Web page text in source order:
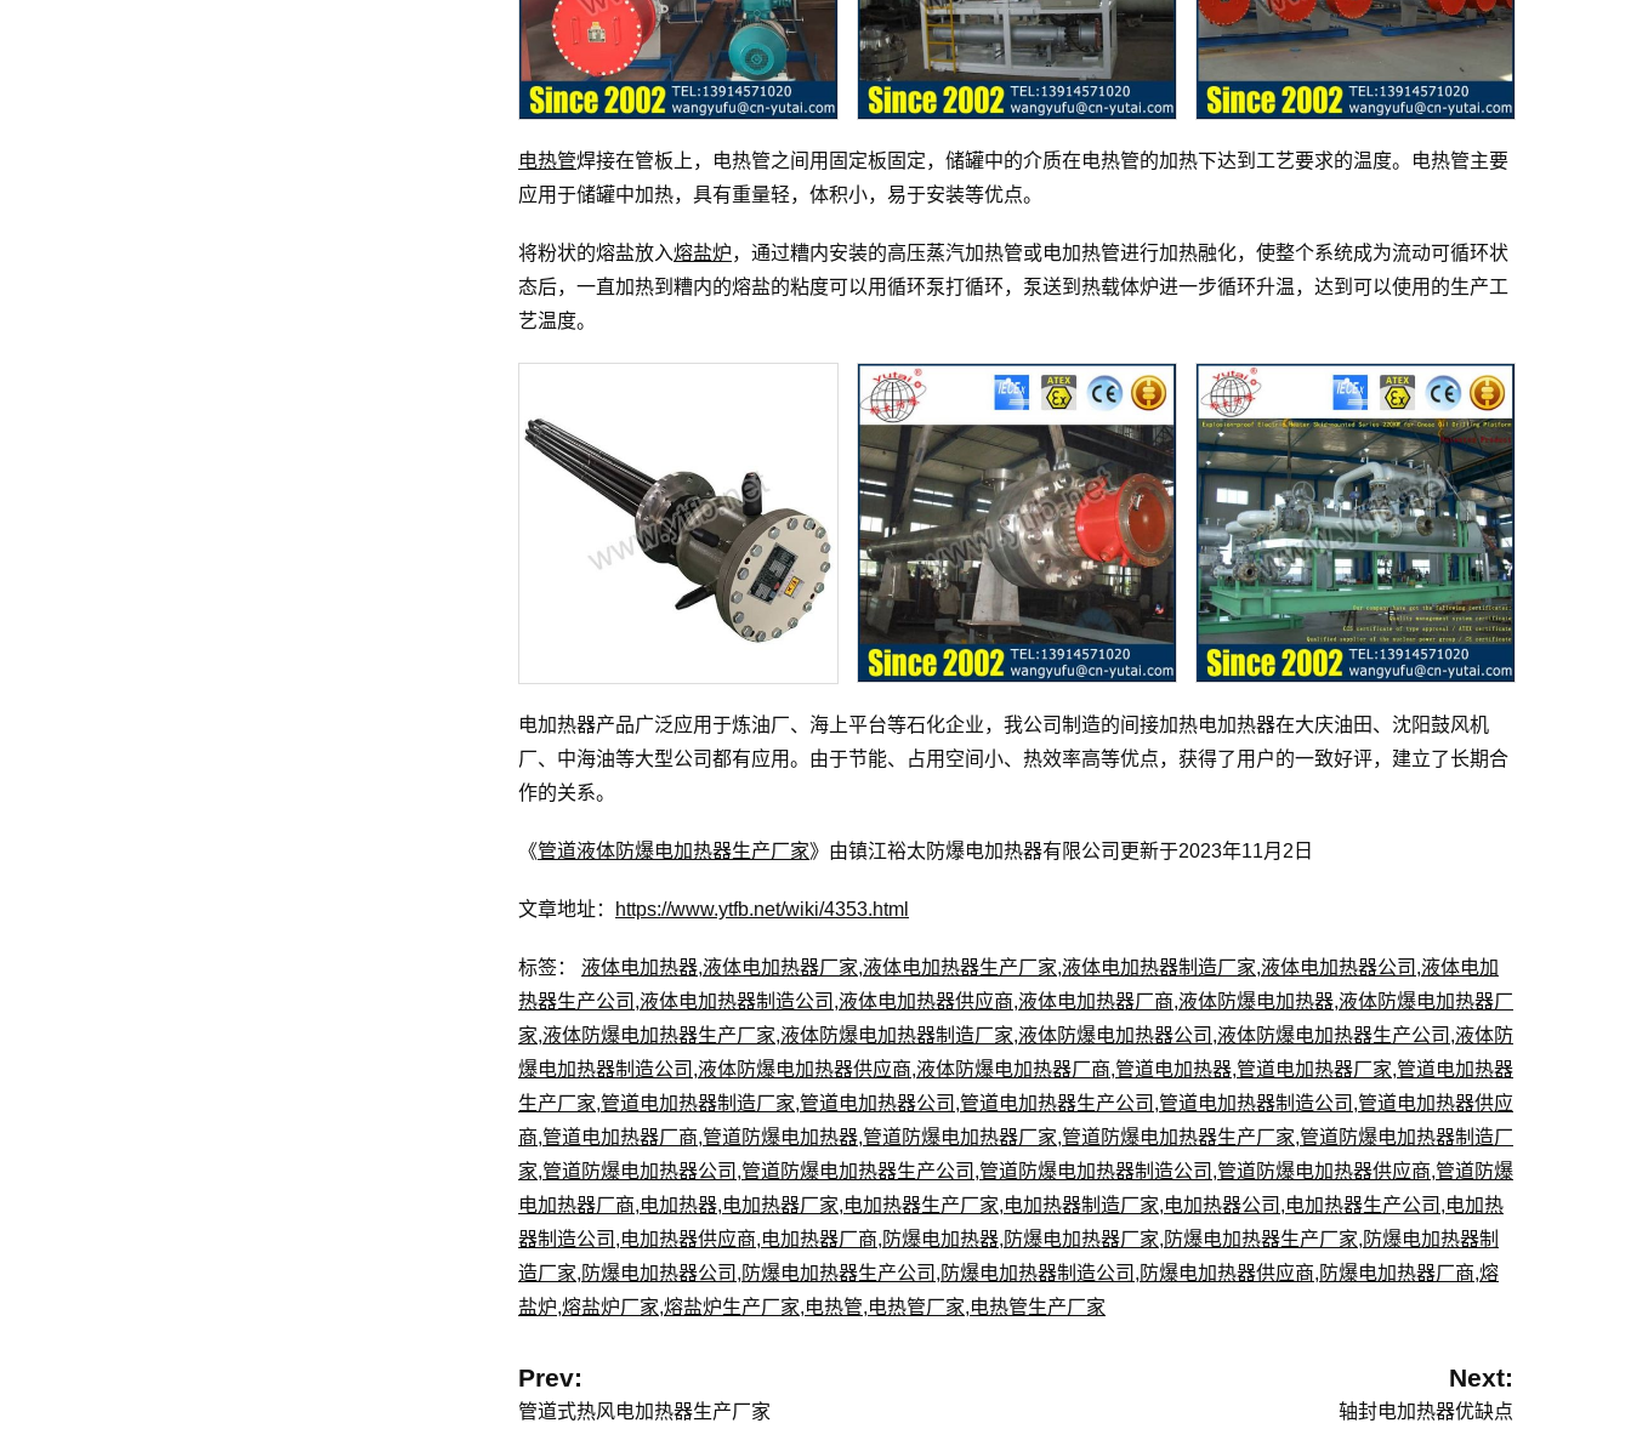
电热管焊接在管板上，电热管之间用固定板固定，储罐中的介质在电热管的加热下达到工艺要求的温度。电热管主要
应用于储罐中加热，具有重量轻，体积小，易于安装等优点。
将粉状的熔盐放入熔盐炉，通过糟内安装的高压蒸汽加热管或电加热管进行加热融化，使整个系统成为流动可循环状
态后，一直加热到糟内的熔盐的粘度可以用循环泵打循环，泵送到热载体炉进一步循环升温，达到可以使用的生产工
艺温度。
电加热器产品广泛应用于炼油厂、海上平台等石化企业，我公司制造的间接加热电加热器在大庆油田、沈阳鼓风机
厂、中海油等大型公司都有应用。由于节能、占用空间小、热效率高等优点，获得了用户的一致好评，建立了长期合
作的关系。
《管道液体防爆电加热器生产厂家》由镇江裕太防爆电加热器有限公司更新于2023年11月2日
文章地址： https://www.ytfb.net/wiki/4353.html
标签： 液体电加热器,液体电加热器厂家,液体电加热器生产厂家,液体电加热器制造厂家,液体电加热器公司 ,液体电加
热器生产公司 ,液体电加热器制造公司 ,液体电加热器供应商,液体电加热器厂商,液体防爆电加热器,液体防爆电加热器厂
家,液体防爆电加热器生产厂家,液体防爆电加热器制造厂家,液体防爆电加热器公司 ,液体防爆电加热器生产公司 ,液体防
爆电加热器制造公司 ,液体防爆电加热器供应商,液体防爆电加热器厂商,管道电加热器,管道电加热器厂家,管道电加热器
生产厂家,管道电加热器制造厂家,管道电加热器公司 ,管道电加热器生产公司 ,管道电加热器制造公司 ,管道电加热器供应
商,管道电加热器厂商,管道防爆电加热器,管道防爆电加热器厂家,管道防爆电加热器生产厂家,管道防爆电加热器制造厂
家,管道防爆电加热器公司 ,管道防爆电加热器生产公司 ,管道防爆电加热器制造公司 ,管道防爆电加热器供应商,管道防爆
电加热器厂商,电加热器,电加热器厂家,电加热器生产厂家,电加热器制造厂家,电加热器公司 ,电加热器生产公司 ,电加热
器制造公司 ,电加热器供应商,电加热器厂商, 防爆电加热器, 防爆电加热器厂家, 防爆电加热器生产厂家, 防爆电加热器制
造厂家, 防爆电加热器公司 , 防爆电加热器生产公司 , 防爆电加热器制造公司 , 防爆电加热器供应商, 防爆电加热器厂商,熔
盐炉,熔盐炉厂家,熔盐炉生产厂家,电热管,电热管厂家,电热管生产厂家
Prev:
管道式热风电加热器生产厂家
Next:
轴封电加热器优缺点